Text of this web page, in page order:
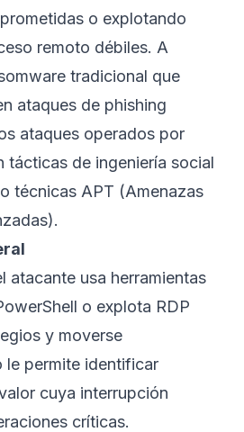
o explotando
remoto débiles. A
tradicional que
ataques de phishing
ataques operados por
tácticas de ingeniería social
técnicas APT (Amenazas
atacante usa herramientas
o explota RDP
y moverse
le permite identificar
cuya interrupción
críticas.